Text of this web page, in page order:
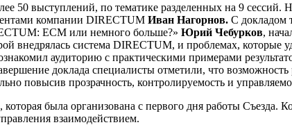
50 выступлений, по тематике разделенных на 9
компании DIRECTUM Иван Нагорнов. С докладом
ECM или немного больше?» Юрий Чебурков,
внедрялась система DIRECTUM, и проблемах, которые
аудиторию с практическими примерами
доклада специалисты отметили, что возможность
повысив прозрачность, контролируемость и
была организована с первого дня работы Съезда.
взаимодействием.